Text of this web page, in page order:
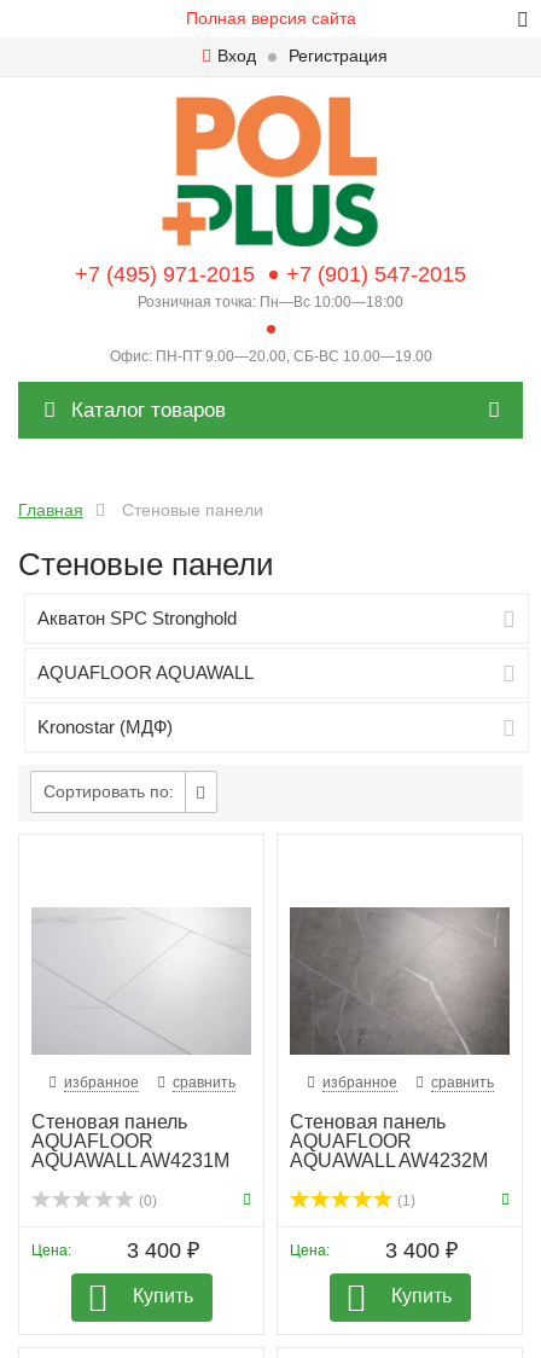
Полная версия сайта
Вход
Регистрация
+7 (495) 971-2015 +7 (901) 547-2015
Розничная точка: Пн—Вс 10:00—18:00
Офис: ПН-ПТ 9.00—20.00, СБ-ВС 10.00—19.00
Каталог товаров
Главная Стеновые панели
Стеновые панели
Акватон SPC Stronghold
AQUAFLOOR AQUAWALL
Kronostar (МДФ)
Сортировать по:
избранное сравнить
Стеновая панель
AQUAFLOOR
AQUAWALL AW4231M
(0)
Цена: 3 400 ₽
Купить
избранное сравнить
Стеновая панель
AQUAFLOOR
AQUAWALL AW4232M
(1)
Цена: 3 400 ₽
Купить